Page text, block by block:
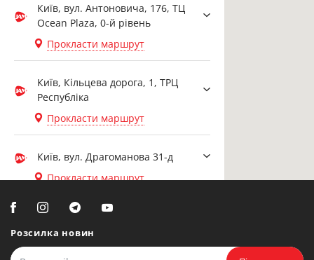
Київ, вул. Антоновича, 176, ТЦ
Ocean Plaza, 0-й рівень
Прокласти маршрут
Київ, Кільцева дорога, 1, ТРЦ
Республіка
Прокласти маршрут
Київ, вул. Драгоманова 31-д
Прокласти маршрут
Біла Церква, вул. Ярослава
Мудрого, 20, офіс 108
Розсилка новин